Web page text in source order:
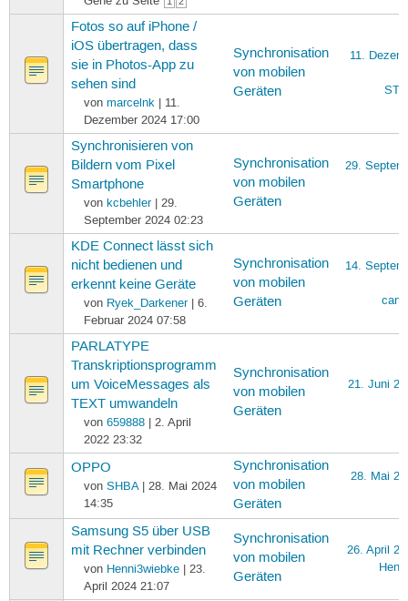
Fotos so auf iPhone /
iOS übertragen, dass
sie in Photos-App zu
sehen sind
von marcelnk| 11.
Dezember 2024 17:00
Synchronisation
von mobilen
Geräten
11.
Synchronisieren von
Bildern vom Pixel
Smartphone
von kcbehler| 29.
September 2024 02:23
Synchronisation
von mobilen
Geräten
29.
KDE Connect lässt sich
nicht bedienen und
erkennt keine Geräte
von Ryek_Darkener| 6.
Februar 2024 07:58
Synchronisation
von mobilen
Geräten
14.
PARLATYPE
Transkriptionsprogramm
um VoiceMessages als
TEXT umwandeln
von 659888| 2. April
2022 23:32
Synchronisation
von mobilen
Geräten
21. Juni
OPPO
von SHBA| 28. Mai 2024
14:35
Synchronisation
von mobilen
Geräten
28. Mai
Samsung S5 über USB
mit Rechner verbinden
von Henni3wiebke| 23.
April 2024 21:07
Synchronisation
von mobilen
Geräten
26. April